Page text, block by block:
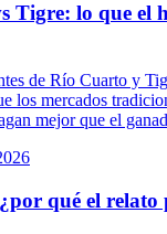
Tigre: lo que el
de Río Cuarto y
los mercados
mejor que el
qué el